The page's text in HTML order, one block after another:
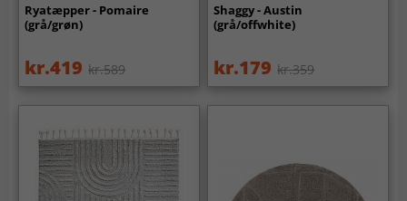
Ryatæpper - Pomaire
(grå/grøn)
kr.419 kr.589
Shaggy - Austin
(grå/offwhite)
kr.179 kr.359